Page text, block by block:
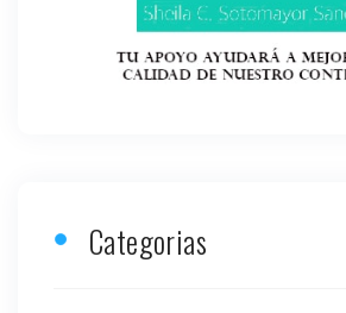
Categorias